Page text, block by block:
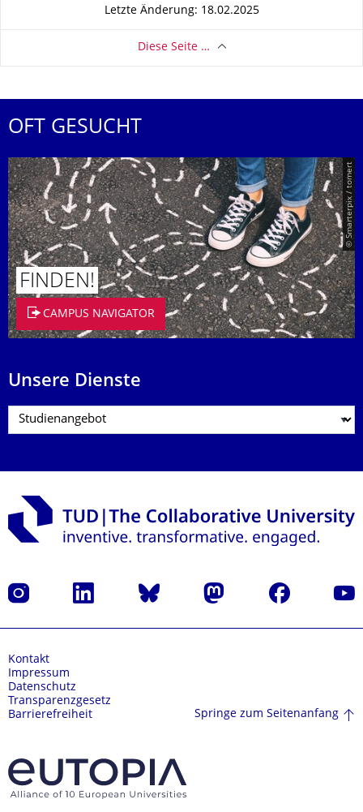
Letzte Änderung: 18.02.2025
Diese Seite …
OFT GESUCHT
© Smarterpix / tomert
FINDEN!
CAMPUS NAVIGATOR
Unsere Dienste
Instagram LinkedIn Bluesky Mastodon Facebook
Kontakt
Impressum
Datenschutz
Transparenzgesetz
Barrierefreiheit
Springe zum Seitenanfang